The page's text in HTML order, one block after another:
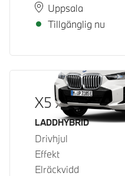
PlatsUppsala
Leveranstid
Tillgänglig nu
X5 xDrive50e
Bränsle
LADDHYBRID
Drivhjul
Effekt
Elräckvidd